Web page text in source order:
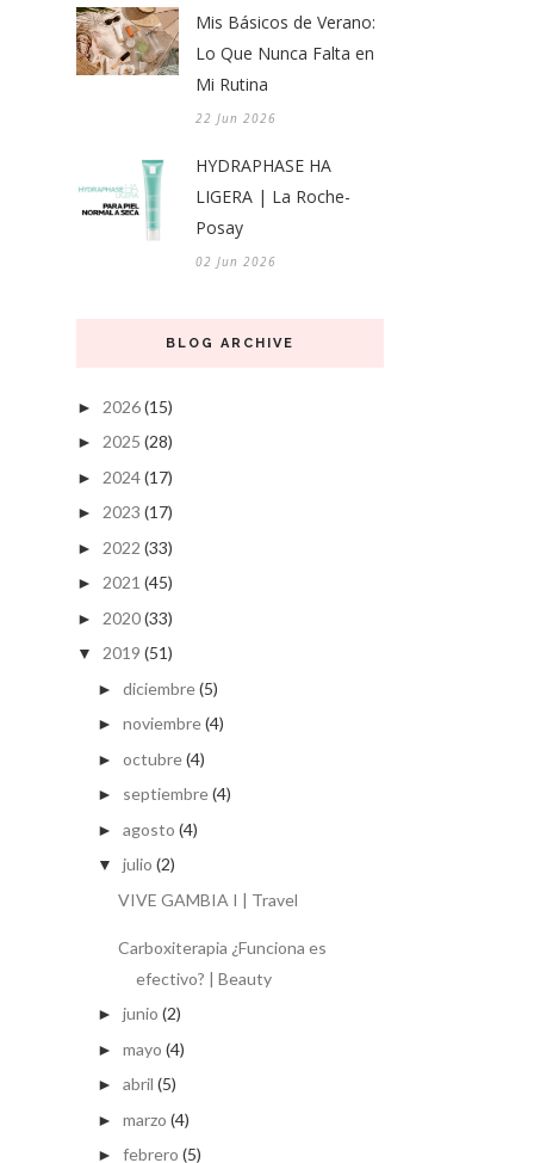
Mis Básicos de Verano:
Lo Que Nunca Falta en
Mi Rutina
22 Jun 2026
HYDRAPHASE HA
LIGERA | La Roche-
Posay
02 Jun 2026
BLOG ARCHIVE
► 2026(15)
► 2025 (28)
► 2024(17)
► 2023 (17)
► 2022 (33)
► 2021 (45)
► 2020(33)
▼ 2019 (51)
► diciembre(5)
► noviembre(4)
► octubre(4)
► septiembre(4)
► agosto (4)
▼ julio (2)
VIVE GAMBIA I | Travel
Carboxiterapia ¿Funciona es
efectivo? | Beauty
► junio (2)
► mayo (4)
► abril (5)
► marzo (4)
► febrero (5)